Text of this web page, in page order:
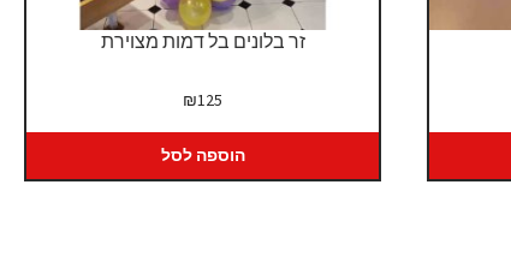
זר בלונים בל דמות מצוירת
₪125
הוספה לסל